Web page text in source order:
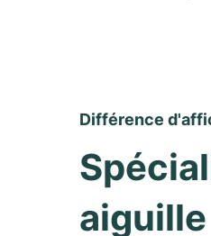
Différence
aiguille